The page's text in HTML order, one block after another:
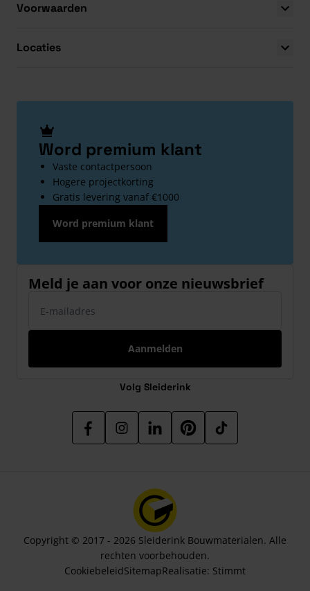
Voorwaarden
Locaties
Word premium klant
Vaste contactpersoon
Hogere projectkorting
Gratis levering vanaf €1000
Word premium klant
Meld je aan voor onze nieuwsbrief
Aanmelden
Volg Sleiderink
Copyright © 2017 - 2026 Sleiderink Bouwmaterialen. Alle
rechten voorbehouden.
CookiebeleidSitemapRealisatie: Stimmt